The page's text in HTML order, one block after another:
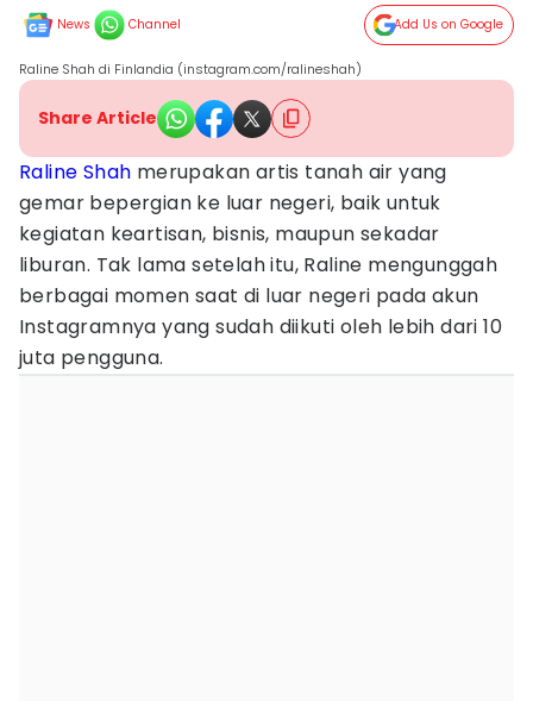
News Channel Add Us on Google
Raline Shah di Finlandia (instagram.com/ralineshah)
Share Article
Raline Shah merupakan artis tanah air yang
gemar bepergian ke luar negeri, baik untuk
kegiatan keartisan, bisnis, maupun sekadar
liburan. Tak lama setelah itu, Raline mengunggah
berbagai momen saat di luar negeri pada akun
Instagramnya yang sudah diikuti oleh lebih dari 10
juta pengguna.